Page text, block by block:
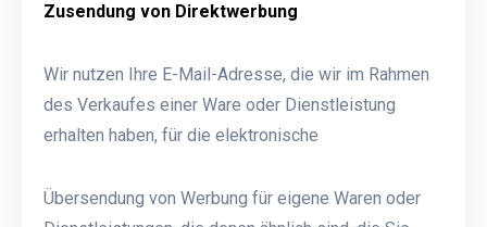
Zusendung von Direktwerbung
Wir nutzen Ihre E-Mail-Adresse, die wir im Rahmen
des Verkaufes einer Ware oder Dienstleistung
erhalten haben, für die elektronische
Übersendung von Werbung für eigene Waren oder